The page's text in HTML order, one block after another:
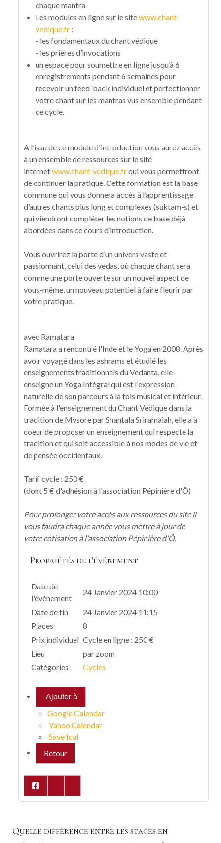
chaque mantra
Les modules en ligne sur le sitewww.chant-
vedique.fr :
- les fondamentaux du chant védique
- les prières d’invocations
un espace pour soumettre en ligne jusqu’à 6
enregistrements pendant 6 semaines pour
recevoir un feed-back individuel et perfectionner
votre chant sur les mantras vus ensemble pendant
ce cycle.
A l’issu de ce module d'introduction vous aurez accès
à un ensemble de ressources sur le site
internetwww.chant-vedique.frqui vous permettront
de continuer la pratique. Cette formation est la base
commune qui vous donnera accès à l’apprentissage
d’autres chants plus long et complexes (sūktam-s) et
qui viendront compléter les notions de base déjà
abordées dans ce cours d’introduction.
Vous ouvrirez la porte d’un univers vaste et
passionnant, celui des vedas, où chaque chant sera
comme une porte ouverte sur un nouvel aspect de
vous-même, un nouveau potentiel à faire fleurir par
votre pratique.
avec Ramatara
Ramatara a rencontré l'Inde et le Yoga en 2008. Après
avoir voyagé dans les ashrams et étudié les
enseignements traditionnels du Vedanta, elle
enseigne un Yoga Intégral qui est l'expression
naturelle de son parcours à la fois musical et intérieur.
Formée à l'enseignement du Chant Védique dans la
tradition de Mysore par Shantala Sriramaiah, elle a à
coeur de proposer un enseignement qui respecte la
tradition et qui soit accessible à nos modes de vie et
de pensée occidentaux.
Tarif cycle : 250 €
(dont 5 € d'adhésion à l'association Pépinière d'Ô)
Pour prolonger votre accès aux ressources du site il
vous faudra chaque année vous mettre à jour de
votre cotisation à l'association Pépinière d'Ô.
Propriétés de l'événement
Date de
l'événement
24 Janvier 2024 10:00
Date de fin
24 Janvier 2024 11:15
Places
8
Prix individuel Cycle en ligne : 250 €
Lieu
par zoom
Catégories
Cycles
Ajouter à
Google Calendar
Yahoo Calendar
Save Ical
Retour
Quelle différence entre les stages en